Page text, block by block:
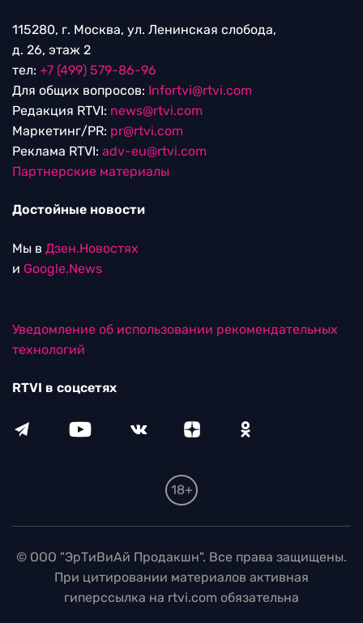
115280, г. Москва, ул. Ленинская слобода,
д. 26, этаж 2
тел: +7 (499) 579-86-96
Для общих вопросов: Infortvi@rtvi.com
Редакция RTVI: news@rtvi.com
Маркетинг/PR: pr@rtvi.com
Реклама RTVI: adv-eu@rtvi.com
Партнерские материалы
Достойные новости
Мы в Дзен.Новостях
и Google.News
Уведомление об использовании рекомендательных
технологий
RTVI в соцсетях
18+
© ООО "ЭрТиВиАй Продакшн". Все права защищены.
При цитировании материалов активная
гиперссылка на rtvi.com обязательна